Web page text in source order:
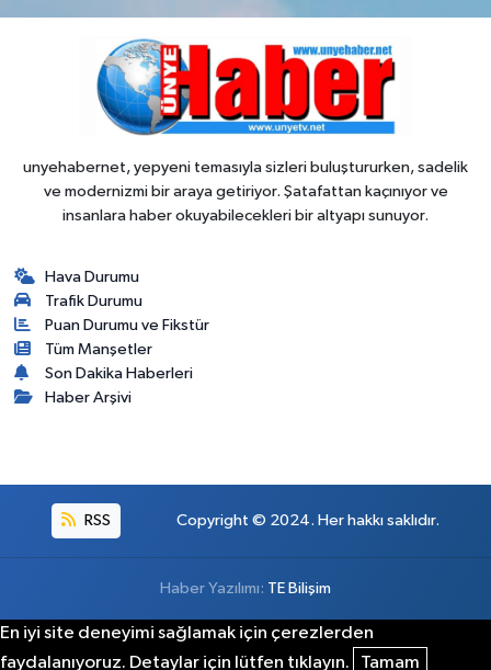
unyehabernet, yepyeni temasıyla sizleri buluştururken, sadelik
ve modernizmi bir araya getiriyor. Şatafattan kaçınıyor ve
insanlara haber okuyabilecekleri bir altyapı sunuyor.
Hava Durumu
Trafik Durumu
Puan Durumu ve Fikstür
Tüm Manşetler
Son Dakika Haberleri
Haber Arşivi
RSS Copyright © 2024. Her hakkı saklıdır.
Haber Yazılımı: TE Bilişim
En iyi site deneyimi sağlamak için çerezlerden
faydalanıyoruz. Detaylar için lütfen tıklayın.
Tamam